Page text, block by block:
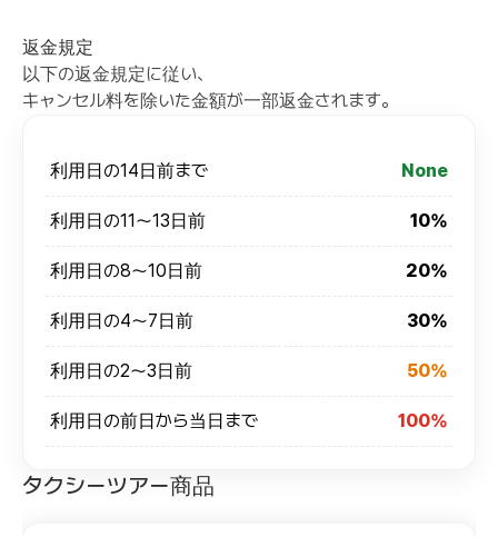
返金規定
以下の返金規定に従い、
キャンセル料を除いた金額が一部返金されます。
利用日の14日前まで None
利用日の11～13日前 10%
利用日の8～10日前 20%
利用日の4～7日前 30%
利用日の2～3日前 50%
利用日の前日から当日まで 100%
タクシーツアー商品